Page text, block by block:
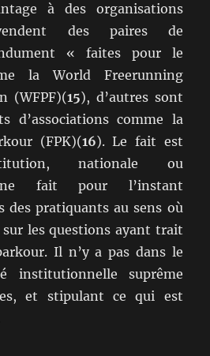
à des organisations
des paires de
« faites pour le
la World Freerunning
(WFPF)(15), d’autres sont
d’associations comme la
(FPK)(16). Le fait est
nationale ou
ne fait pour l’instant
des pratiquants au sens où
les questions ayant trait
Il n’y a pas dans le
institutionnelle suprême
et stipulant ce qui est